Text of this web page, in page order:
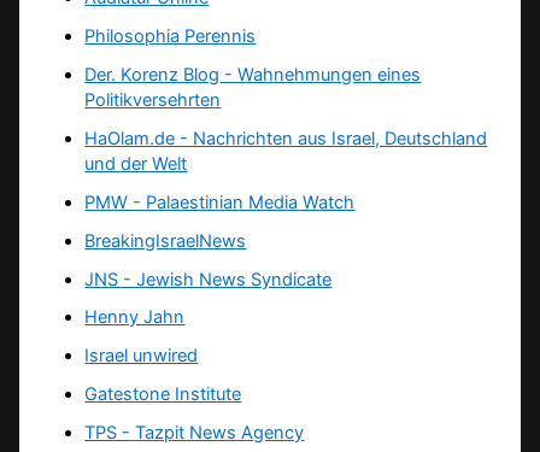
Philosophia Perennis
Der. Korenz Blog - Wahnehmungen eines
Politikversehrten
HaOlam.de - Nachrichten aus Israel, Deutschland
und der Welt
PMW - Palaestinian Media Watch
BreakingIsraelNews
JNS - Jewish News Syndicate
Henny Jahn
Israel unwired
Gatestone Institute
TPS -Tazpit News Agency